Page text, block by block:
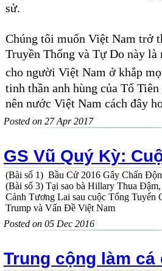
sử.
Chúng tôi muốn Việt Nam trở
Truyền Thống và Tự Do này là
cho người Việt Nam ở khắp
tinh thần anh hùng của Tổ
nên nước Việt Nam cách đây
Posted on 27 Apr 2017
GS Vũ Quý Kỳ:
(Bài số 1) Bầu Cử 2016 Gây Chấn
(Bài số 3) Tại sao bà Hillary Thua
Cảnh Tương Lai sau cuộc Tổng Tuyển
Trump và Vấn Đề Việt Nam
Posted on 05 Dec 2016
Trung cộng làm